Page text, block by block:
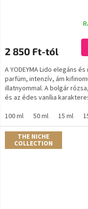
nélkül)
értékelése
ből
5,0
csillag.
2 850 Ft-tól
A YODEYMA Lido elegáns
parfüm, intenzív, ám
illatnyommal. A bolgár
és az édes vanília
100 ml
50 ml 15 ml
THE NICHE
COLLECTION